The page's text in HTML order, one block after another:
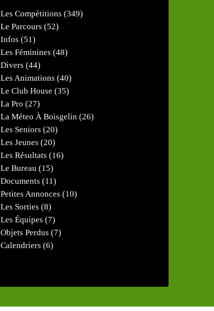
Les Compétitions (349)
Le Parcours (52)
Infos (51)
Les Féminines (48)
Divers (44)
Les Animations (40)
Le Club House (35)
La Pro (27)
La Méteo À Boisgelin (26)
Les Seniors (20)
Les Jeunes (20)
Les Résultats (16)
Le Bureau (15)
Documents (11)
Petites Annonces (10)
Les Sorties (8)
Les Équipes (7)
Objets Perdus (7)
Calendriers (6)